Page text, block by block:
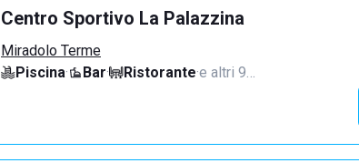
Centro Sportivo La Palazzina
Miradolo Terme
Piscina· Bar· Ristorante·e altri 9…